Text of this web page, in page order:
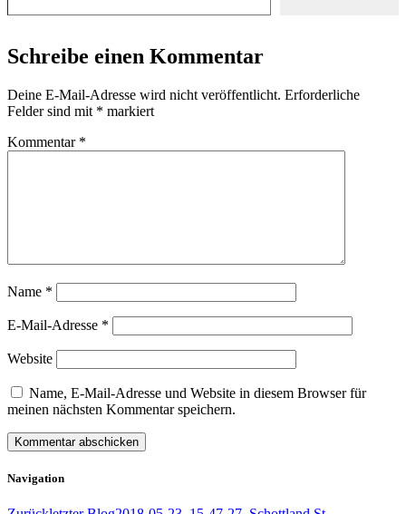
Schreibe einen Kommentar
Deine E-Mail-Adresse wird nicht veröffentlicht. Erforderliche
Felder sind mit * markiert
Kommentar *
Name *
E-Mail-Adresse *
Website
Name, E-Mail-Adresse und Website in diesem Browser für
meinen nächsten Kommentar speichern.
Navigation